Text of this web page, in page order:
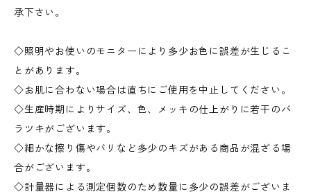
承下さい。
◇照明やお使いのモニターにより多少お色に誤差が生じるこ
とがあります。
◇お肌に合わない場合は直ちにご使用を中止してください。
◇生産時期によりサイズ、色、メッキの仕上がりに若干のバ
ラツキがございます。
◇細かな擦り傷やバリなど多少のキズがある商品が混ざる場
合がございます。
◇計量器による測定個数のため数量に多少の誤差がございま